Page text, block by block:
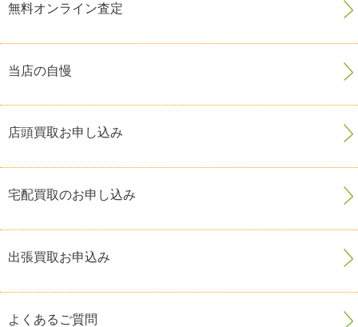
無料オンライン査定
当店の自慢
店頭買取お申し込み
宅配買取のお申し込み
出張買取お申込み
よくあるご質問